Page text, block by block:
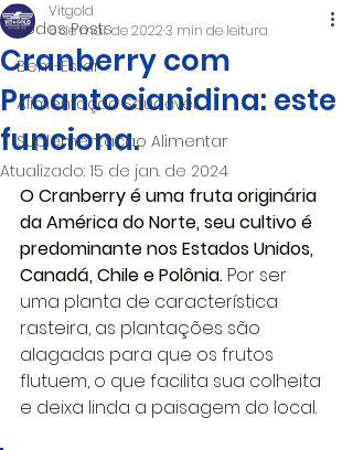
Todos Posts
Bem-Estar
Alimentação Saudável
Suplementação Alimentar
Cranberry com
Proantocianidina: este
funciona.
Vitgold
6 de mai. de 20223 min de leitura
Atualizado: 15 de jan. de 2024
O Cranberry é uma fruta originária
da América do Norte, seu cultivo é
predominante nos Estados Unidos,
Canadá, Chile e Polônia. Por ser
uma planta de característica
rasteira, as plantações são
alagadas para que os frutos
flutuem, o que facilita sua colheita
e deixa linda a paisagem do local.